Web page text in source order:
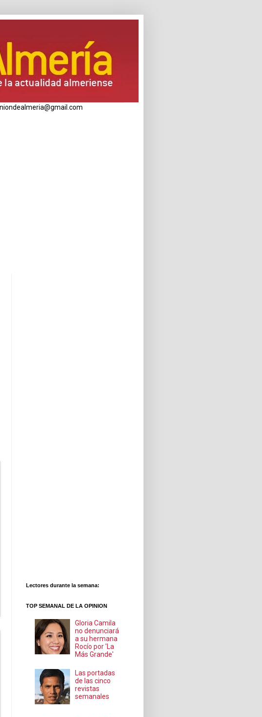
Lectores durante la semana:
TOP SEMANAL DE LA OPINION
Gloria Camila
no denunciará
a su hermana
Rocío por 'La
Más Grande'
Las portadas
de las cinco
revistas
semanales